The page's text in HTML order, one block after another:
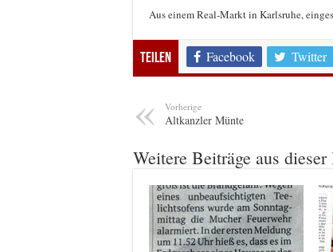
Aus einem Real-Markt in Karlsruhe,
Teilen Facebook Twitter
Vorherige
Altkanzler Münte
Weitere Beiträge aus